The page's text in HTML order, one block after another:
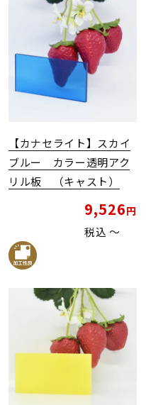
【カナセライト】スカイ
ブルー カラー透明アク
リル板 （キャスト）
9,526
税込 〜